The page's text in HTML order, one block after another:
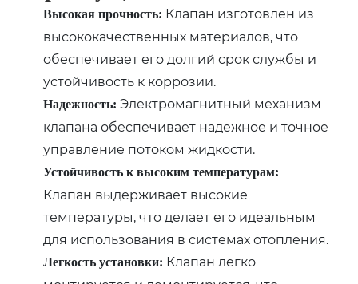
Высокая прочность: Клапан изготовлен из
высококачественных материалов, что
обеспечивает его долгий срок службы и
устойчивость к коррозии.
Надежность: Электромагнитный механизм
клапана обеспечивает надежное и точное
управление потоком жидкости.
Устойчивость к высоким температурам:
Клапан выдерживает высокие
температуры, что делает его идеальным
для использования в системах отопления.
Легкость установки: Клапан легко